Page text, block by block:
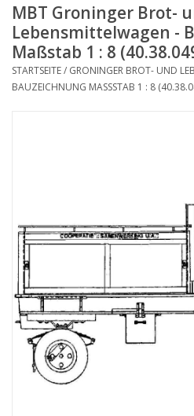
Holzbau
Landschaft
Neue Zeichnungen
NEUE ZEITSCHRIFTEN
ABONNEMENT DER
MODELLBAUER
MBT Groninger Brot-
Lebensmittelwagen -
Maßstab 1 : 8
STARTSEITE/ GRONINGER BROT- UND
BAUZEICHNUNG MASSSTAB 1 : 8